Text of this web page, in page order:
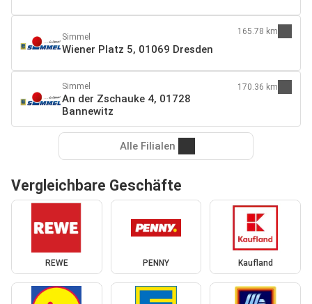
Simmel
Wiener Platz 5, 01069 Dresden
165.78 km
Simmel
An der Zschauke 4, 01728
Bannewitz
170.36 km
Alle Filialen
Vergleichbare Geschäfte
REWE PENNY Kaufland